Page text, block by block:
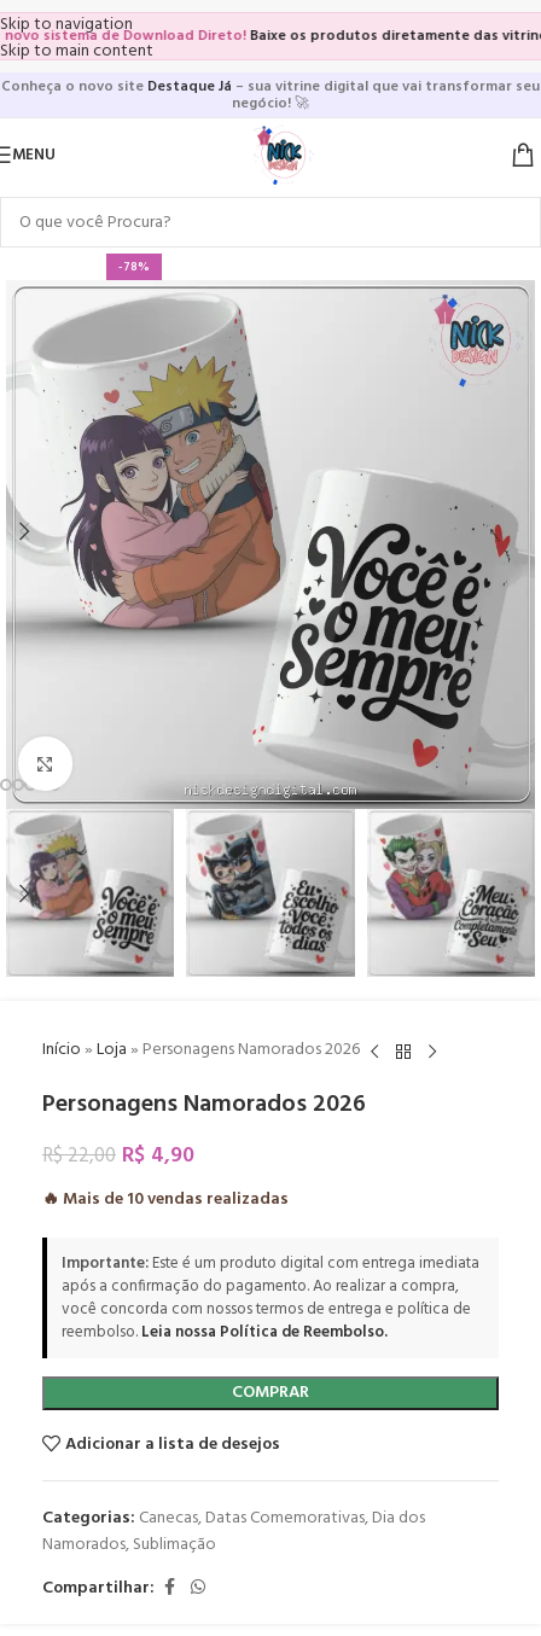
Skip to navigation
Skip to main content
sistema de Download Direto!Baixe os produtos diretamente das vitrines
Conheça o novo site Destaque Já – sua vitrine digital que vai transformar seu
negócio!🚀
MENU
-78%
Click to enlarge
Início»Loja» Personagens Namorados 2026
Personagens Namorados 2026
R$22,00 R$ 4,90
🔥 Mais de10vendas realizadas
Importante:Este é um produto digital com entrega imediata
após a confirmação do pagamento. Ao realizar a compra,
você concorda com nossos termos de entrega e política de
reembolso.Leia nossa Política de Reembolso.
COMPRAR
Adicionar a lista de desejos
Categorias: Canecas,Datas Comemorativas,Dia dos
Namorados,Sublimação
Compartilhar: